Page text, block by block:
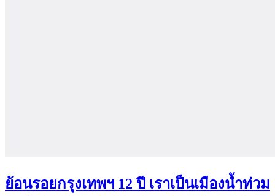
ย้อนรอยกรุงเทพฯ 12 ปี เราเป็นเมืองน้ำท่วม